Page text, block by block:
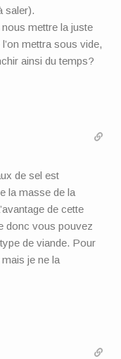
saler).
mettre la juste
mettra sous vide,
ainsi du temps?
de sel est
la masse de la
de cette
donc vous pouvez
de viande. Pour
je ne la